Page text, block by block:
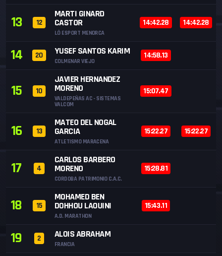
13 12
MARTI GINARD
CASTOR
LÔ ESPORT MENORCA
14:42.28 14:42.28
14 20 YUSEF SANTOS KARIM
COLMENAR VIEJO
14:58.13
15 10
JAVIER HERNANDEZ
MORENO
VALDEPEÑAS AC - SISTEMAS
VALCOM
15:07.47
16 13
MATEO DEL NOGAL
GARCIA
ATLETISMO MARACENA
15:22.27 15:22.27
17 4
CARLOS BARBERO
MORENO
CORDOBA PATRIMONIO C.A.C.
15:28.81
18 15
MOHAMED BEN
DOHHOU LAOUINI
A.D. MARATHON
15:43.11
19 2 ALOIS ABRAHAM
FRANCIA